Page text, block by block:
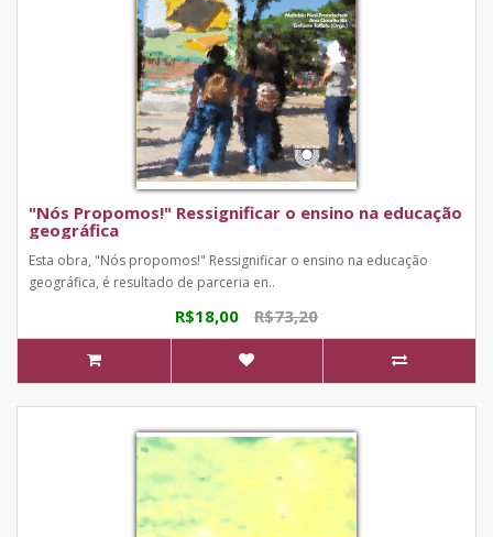
"Nós Propomos!" Ressignificar o ensino na educação
geográfica
Esta obra, "Nós propomos!" Ressignificar o ensino na educação
geográfica, é resultado de parceria en..
R$18,00 R$73,20